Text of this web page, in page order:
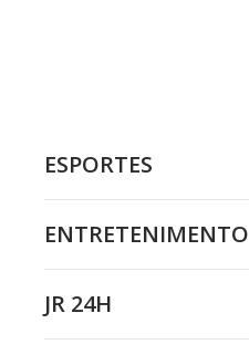
ESPORTES
ENTRETENIMENTO
JR 24H